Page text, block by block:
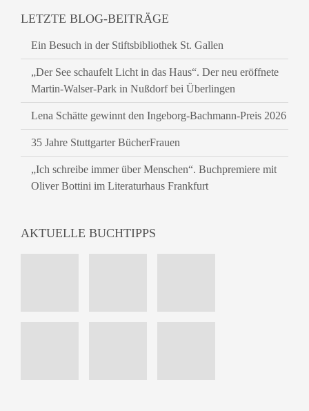
LETZTE BLOG-BEITRÄGE
Ein Besuch in der Stiftsbibliothek St. Gallen
„Der See schaufelt Licht in das Haus“. Der neu eröffnete
Martin-Walser-Park in Nußdorf bei Überlingen
Lena Schätte gewinnt den Ingeborg-Bachmann-Preis 2026
35 Jahre Stuttgarter BücherFrauen
„Ich schreibe immer über Menschen“. Buchpremiere mit
Oliver Bottini im Literaturhaus Frankfurt
AKTUELLE BUCHTIPPS